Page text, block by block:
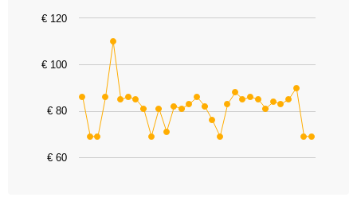
Chart
Line chart with 31 data points.
The chart has 1 X axis displaying categories.
The chart has 1 Y axis displaying values. Data ranges from 69 to
€ 60
€ 80
€ 100
€ 120